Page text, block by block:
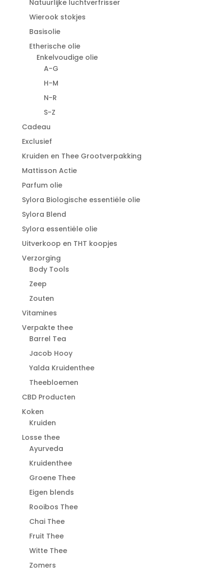
Natuurlijke luchtverfrisser
Wierook stokjes
Basisolie
Etherische olie
Enkelvoudige olie
A-G
H-M
N-R
S-Z
Cadeau
Exclusief
Kruiden en Thee Grootverpakking
Mattisson Actie
Parfum olie
Sylora Biologische essentiële olie
Sylora Blend
Sylora essentiële olie
Uitverkoop en THT koopjes
Verzorging
Body Tools
Zeep
Zouten
Vitamines
Verpakte thee
Barrel Tea
Jacob Hooy
Yalda Kruidenthee
Theebloemen
CBD Producten
Koken
Kruiden
Losse thee
Ayurveda
Kruidenthee
Groene Thee
Eigen blends
Rooibos Thee
Chai Thee
Fruit Thee
Witte Thee
Zomers